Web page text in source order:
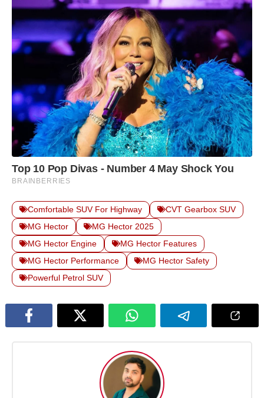
Comfortable SUV For Highway
CVT Gearbox SUV
MG Hector
MG Hector 2025
MG Hector Engine
MG Hector Features
MG Hector Performance
MG Hector Safety
Powerful Petrol SUV